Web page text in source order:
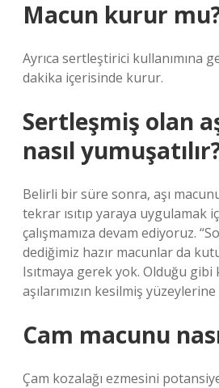
Macun kurur
Ayrıca sertleştirici kullanımına
dakika içerisinde kurur.
Sertleşmiş olan
nasıl
Belirli bir süre sonra, aşı
tekrar ısıtıp yaraya uygulamak
çalışmamıza devam ediyoruz.
dediğimiz hazır macunlar da
Isıtmaya gerek yok. Olduğu
aşılarımızın kesilmiş
Cam macunu
Çam kozalağı ezmesini